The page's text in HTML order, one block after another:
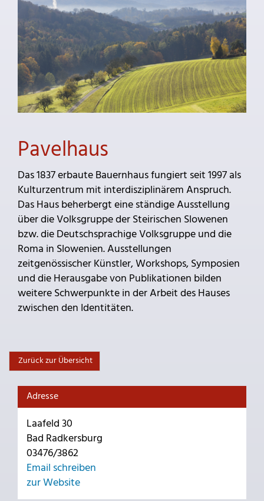
Pavelhaus
Das 1837 erbaute Bauernhaus fungiert seit 1997 als
Kulturzentrum mit interdisziplinärem Anspruch.
Das Haus beherbergt eine ständige Ausstellung
über die Volksgruppe der Steirischen Slowenen
bzw. die Deutschsprachige Volksgruppe und die
Roma in Slowenien. Ausstellungen
zeitgenössischer Künstler, Workshops, Symposien
und die Herausgabe von Publikationen bilden
weitere Schwerpunkte in der Arbeit des Hauses
zwischen den Identitäten.
Zurück zur Übersicht
Adresse
Laafeld 30
Bad Radkersburg
03476/3862
Email schreiben
zur Website